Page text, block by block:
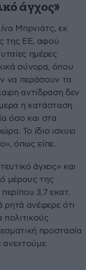
άγχος»
Μπρνιάτς, εκ
της ΕΕ, αφού
ημέρες
σύνορα, όπου
να περάσουν τα
αντίδραση δεν
η κατάσταση
όσο και στα
Το ίδιο ισχύει
όπως είπε.
άγχος» και
μέρους της
3,7 εκατ.
ρητά ανέφερε ότι
πολιτικούς
προστασία
ανεχτούμε